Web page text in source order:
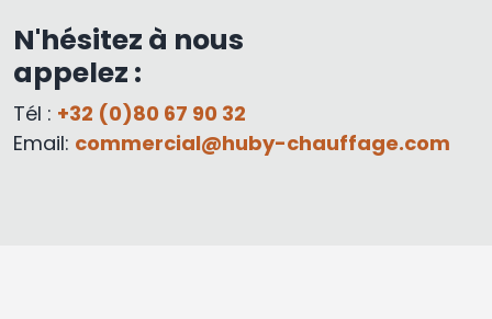
N'hésitez à nous
appelez :
Tél : +32 (0)80 67 90 32
Email: commercial@huby-chauffage.com